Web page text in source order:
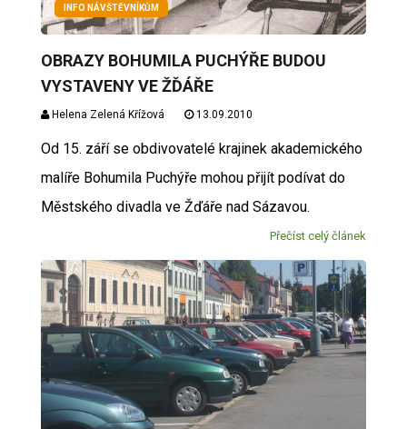
INFO NÁVŠTĚVNÍKŮM
OBRAZY BOHUMILA PUCHÝŘE BUDOU
VYSTAVENY VE ŽĎÁŘE
Helena Zelená Křížová 13.09.2010
Od 15. září se obdivovatelé krajinek akademického
malíře Bohumila Puchýře mohou přijít podívat do
Městského divadla ve Žďáře nad Sázavou.
Přečíst celý článek